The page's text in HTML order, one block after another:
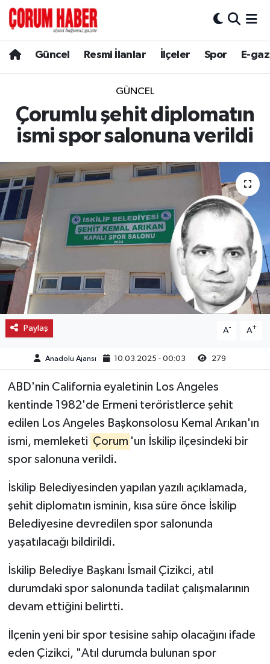
Güncel Resmi İlanlar İlçeler Spor E-
GÜNCEL
Çorumlu şehit diplomatın
ismi spor salonuna verildi
Paylaş A- A+
Anadolu Ajansı 10.03.2025 - 00:03 279
ABD'nin California eyaletinin Los Angeles
kentinde 1982'de Ermeni teröristlerce şehit
edilen Los Angeles Başkonsolosu Kemal Arıkan'ın
ismi, memleketi Çorum 'un İskilip ilçesindeki bir
spor salonuna verildi.
İskilip Belediyesinden yapılan yazılı açıklamada,
şehit diplomatın isminin, kısa süre önce İskilip
Belediyesine devredilen spor salonunda
yaşatılacağı bildirildi.
İskilip Belediye Başkanı İsmail Çizikci, atıl
durumdaki spor salonunda tadilat çalışmalarının
devam ettiğini belirtti.
İlçenin yeni bir spor tesisine sahip olacağını ifade
eden Çizikci, "Atıl durumda bulunan spor
Spor
Resmi İlanlar
Alaca
Bayat
Boğazkale
Dodurga
İskilip
Kargı
Laçin
Mecitözü
Oğuzlar
Osmancık
Uğurludağ
Sağlık
Hava Durumu
Çorum Namaz Vakitleri
Trafik Durumu
Süper Lig Puan Durumu ve Fikstür
Tüm Manşetler
Son Dakika Haberleri
Haber Arşivi